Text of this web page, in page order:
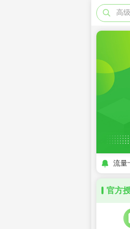
高
流量
官方